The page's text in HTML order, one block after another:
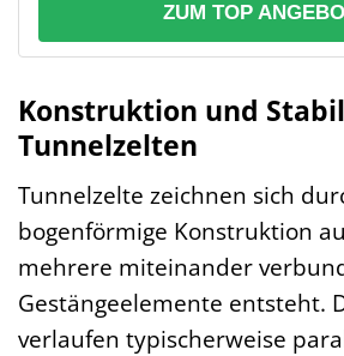
ZUM TOP
Konstruktion und
Tunnelzelten
Tunnelzelte zeichnen sich
bogenförmige Konstruktion
mehrere miteinander
Gestängeelemente entsteht.
verlaufen typischerweise